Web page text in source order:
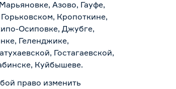
Азово, Гауфе,
Кропоткине,
Осиповке, Джубге,
Геленджике,
Гостагаевской,
Куйбышеве.
право изменить